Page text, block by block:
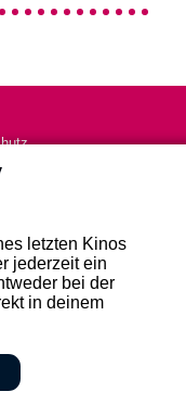
letzten Kinos
jederzeit ein
bei der
in deinem